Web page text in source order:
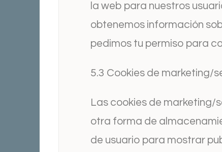
la web para nuestros
obtenemos información
pedimos tu permiso para
5.3 Cookies de marketing/
Las cookies de marketing/
otra forma de
de usuario para mostrar